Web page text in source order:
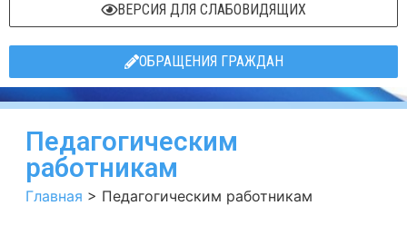
ВЕРСИЯ ДЛЯ СЛАБОВИДЯЩИХ
ОБРАЩЕНИЯ ГРАЖДАН
Педагогическим
работникам
Главная > Педагогическим работникам